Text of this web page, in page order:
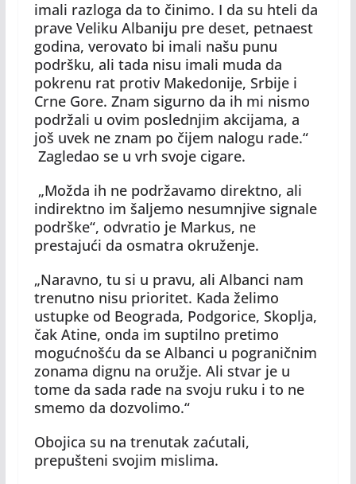
imali razloga da to činimo. I da su hteli da
prave Veliku Albaniju pre deset, petnaest
godina, verovato bi imali našu punu
podršku, ali tada nisu imali muda da
pokrenu rat protiv Makedonije, Srbije i
Crne Gore. Znam sigurno da ih mi nismo
podržali u ovim poslednjim akcijama, a
još uvek ne znam po čijem nalogu rade.“
Zagledao se u vrh svoje cigare.
„Možda ih ne podržavamo direktno, ali
indirektno im šaljemo nesumnjive signale
podrške“, odvratio je Markus, ne
prestajući da osmatra okruženje.
„Naravno, tu si u pravu, ali Albanci nam
trenutno nisu prioritet. Kada želimo
ustupke od Beograda, Podgorice, Skoplja,
čak Atine, onda im suptilno pretimo
mogućnošću da se Albanci u pograničnim
zonama dignu na oružje. Ali stvar je u
tome da sada rade na svoju ruku i to ne
smemo da dozvolimo.“
Obojica su na trenutak zaćutali,
prepušteni svojim mislima.